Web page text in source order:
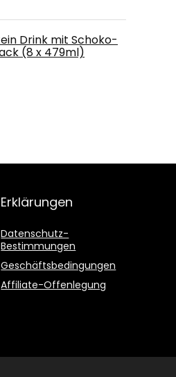
Drink mit Schoko-
(8 x 479ml)
Erklärungen
Datenschutz-
Bestimmungen
Geschäftsbedingungen
Affiliate-Offenlegung